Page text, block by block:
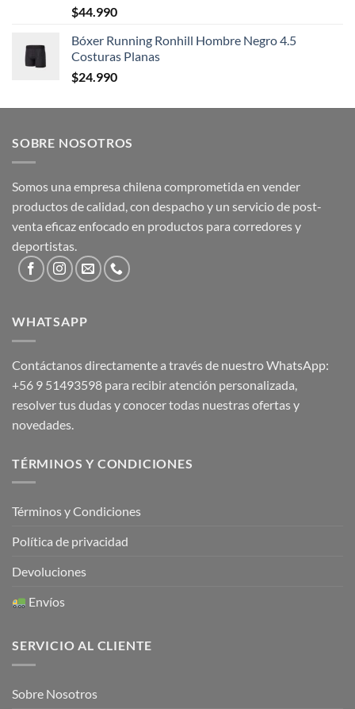
$44.990
Bóxer Running Ronhill Hombre Negro 4.5
Costuras Planas
$24.990
SOBRE NOSOTROS
Somos una empresa chilena comprometida en vender
productos de calidad, con despacho y un servicio de post-
venta eficaz enfocado en productos para corredores y
deportistas.
WHATSAPP
Contáctanos directamente a través de nuestro WhatsApp:
+56 9 51493598 para recibir atención personalizada,
resolver tus dudas y conocer todas nuestras ofertas y
novedades.
TÉRMINOS Y CONDICIONES
Términos y Condiciones
Política de privacidad
Devoluciones
Envíos
SERVICIO AL CLIENTE
Sobre Nosotros